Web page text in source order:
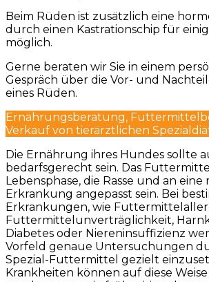
Beim Rüden ist zusätzlich eine
durch einen Kastrationschip für
möglich.
Gerne beraten wir Sie in einem
Gespräch über die Vor- und
eines Rüden.
Ernährungsberatung,
Verkauf von tierärztlichen
Die Ernährung ihres Hundes sollte
bedarfsgerecht sein. Das
Lebensphase, die Rasse und an eine
Erkrankung angepasst sein. Bei
Erkrankungen, wie
Futtermittelunverträglichkeit,
Diabetes oder Niereninsuffizienz
Vorfeld genaue Untersuchungen
Spezial-Futtermittel gezielt
Krankheiten können auf diese